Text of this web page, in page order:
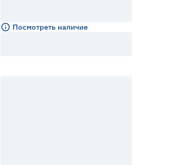
Посмотреть наличие